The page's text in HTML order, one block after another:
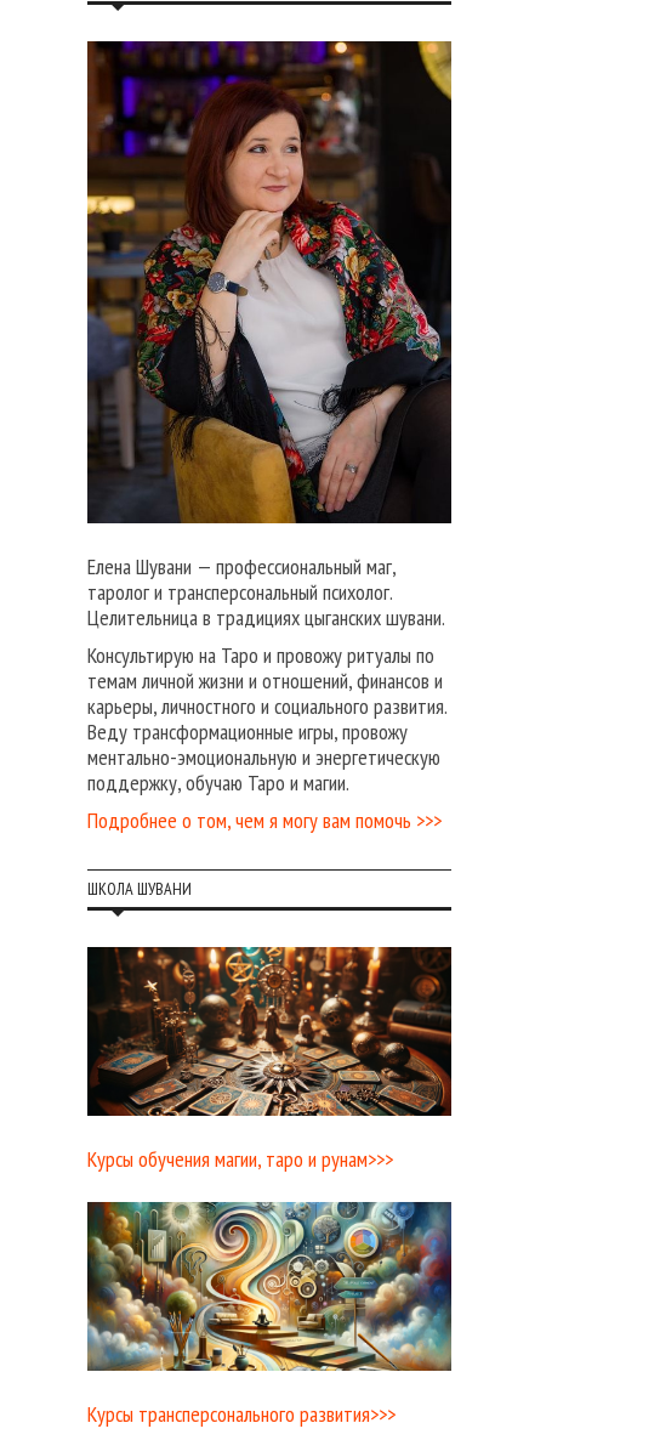
Елена Шувани — профессиональный маг,
таролог и трансперсональный психолог.
Целительница в традициях цыганских шувани.
Консультирую на Таро и провожу ритуалы по
темам личной жизни и отношений, финансов и
карьеры, личностного и социального развития.
Веду трансформационные игры, провожу
ментально-эмоциональную и энергетическую
поддержку, обучаю Таро и магии.
Подробнее о том, чем я могу вам помочь >>>
ШКОЛА ШУВАНИ
Курсы обучения магии, таро и рунам>>>
Курсы трансперсонального развития>>>